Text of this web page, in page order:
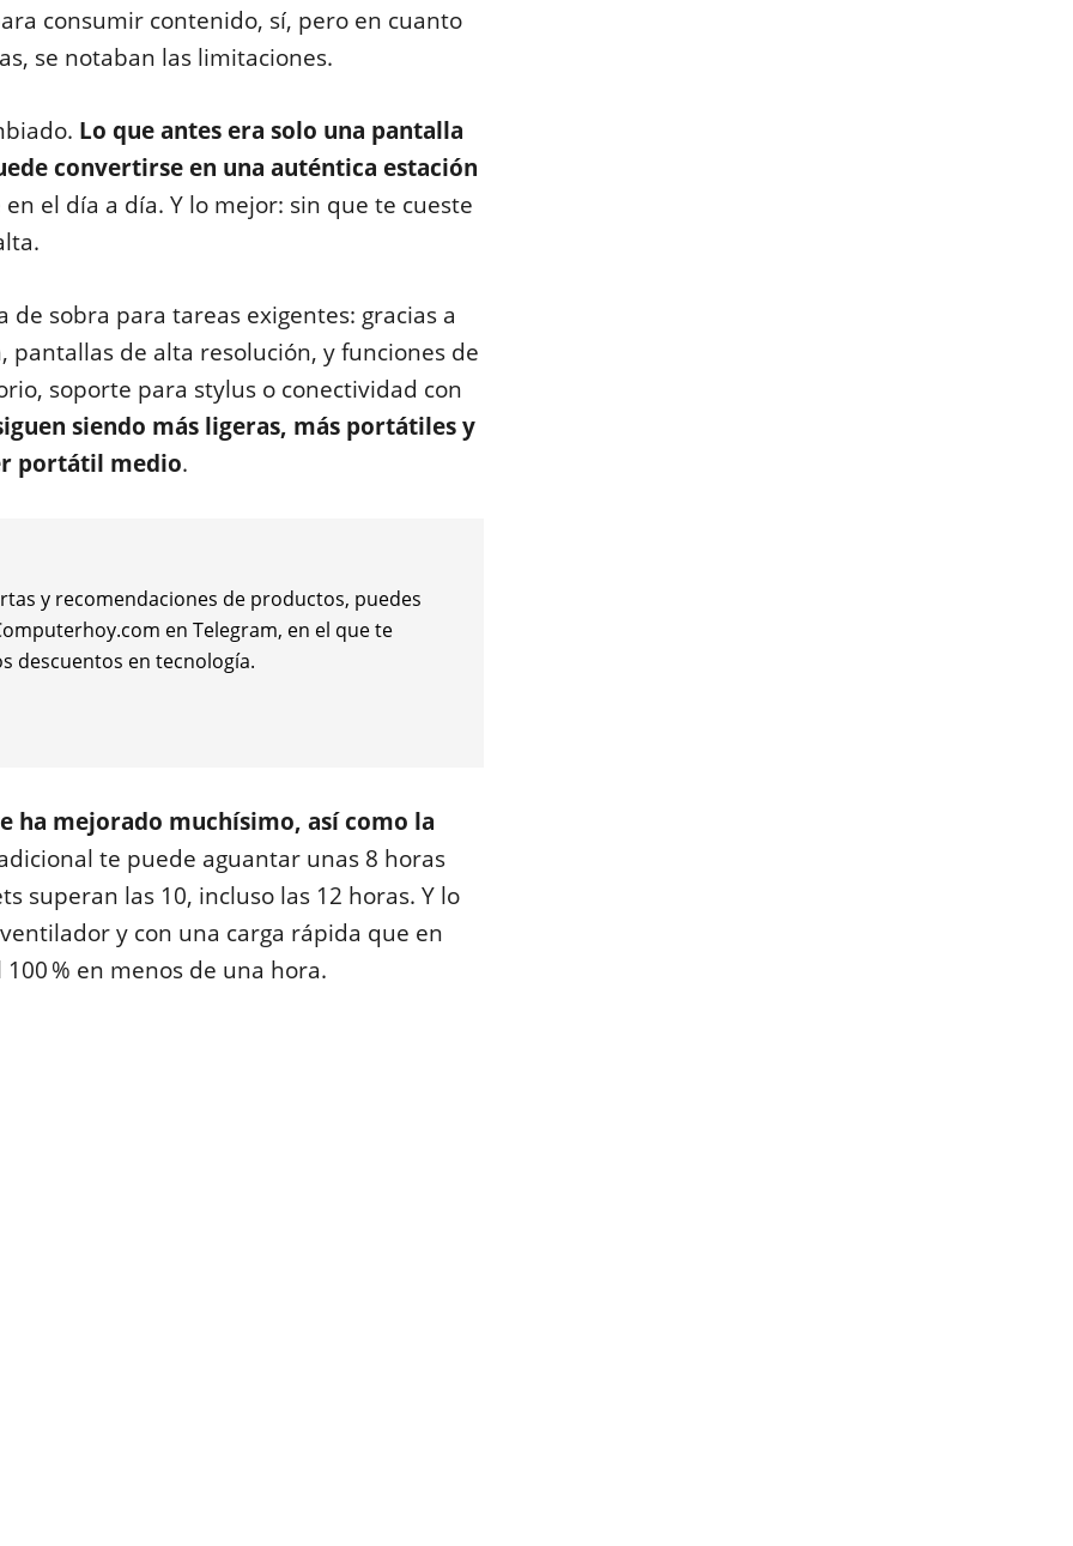
consumir contenido, sí, pero en cuanto
se notaban las limitaciones.
Lo que antes era solo una pantalla
convertirse en una auténtica estación
el día a día. Y lo mejor: sin que te cueste
sobra para tareas exigentes: gracias a
de alta resolución, y funciones de
soporte para stylus o conectividad con
siendo más ligeras, más portátiles y
portátil medio.
y recomendaciones de productos, puedes
en Telegram, en el que te
descuentos en tecnología.
ha mejorado muchísimo, así como la
te puede aguantar unas 8 horas
superan las 10, incluso las 12 horas. Y lo
y con una carga rápida que en
% en menos de una hora.